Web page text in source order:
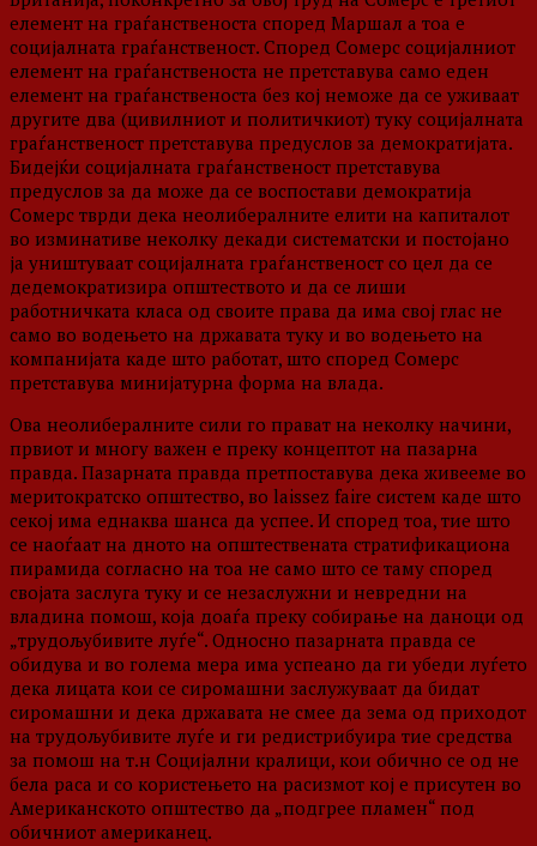
елемент на граѓанственоста според Маршал а тоа е
социјалната граѓанственост. Според Сомерс социјалниот
елемент на граѓанственоста не претставува само еден
елемент на граѓанственоста без кој неможе да се уживаат
другите два (цивилниот и политичкиот) туку социјалната
граѓанственост претставува предуслов за демократијата.
Бидејќи социјалната граѓанственост претставува
предуслов за да може да се воспостави демократија
Сомерс тврди дека неолибералните елити на капиталот
во изминативе неколку декади систематски и постојано
ја уништуваат социјалната граѓанственост со цел да се
дедемократизира општеството и да се лиши
работничката класа од своите права да има свој глас не
само во водењето на државата туку и во водењето на
компанијата каде што работат, што според Сомерс
претставува минијатурна форма на влада.
Ова неолибералните сили го прават на неколку начини,
првиот и многу важен е преку концептот на пазарна
правда. Пазарната правда претпоставува дека живееме во
меритократско општество, во laissez faire систем каде што
секој има еднаква шанса да успее. И според тоа, тие што
се наоѓаат на дното на општествената стратификациона
пирамида согласно на тоа не само што се таму според
својата заслуга туку и се незаслужни и невредни на
владина помош, која доаѓа преку собирање на даноци од
„трудољубивите луѓе“. Односно пазарната правда се
обидува и во голема мера има успеано да ги убеди луѓето
дека лицата кои се сиромашни заслужуваат да бидат
сиромашни и дека државата не смее да зема од приходот
на трудољубивите луѓе и ги редистрибуира тие средства
за помош на т.н Социјални кралици, кои обично се од не
бела раса и со користењето на расизмот кој е присутен во
Американското општество да „подгрее пламен“ под
обичниот американец.